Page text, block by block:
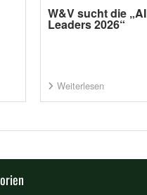
W&V sucht die „AI
Leaders 2026“
Weiterlesen